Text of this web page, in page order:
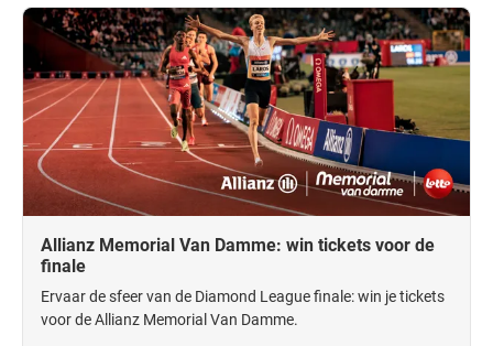
Allianz Memorial Van Damme: win tickets voor de
finale
Ervaar de sfeer van de Diamond League finale: win je tickets
voor de Allianz Memorial Van Damme.